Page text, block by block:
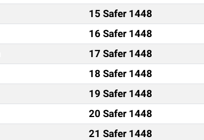
15 Safer 1448
16 Safer 1448
17 Safer 1448
18 Safer 1448
19 Safer 1448
20 Safer 1448
21 Safer 1448